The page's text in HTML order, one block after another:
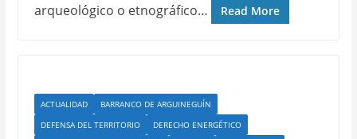
arqueológico o etnográfico…
Read More
ACTUALIDAD
BARRANCO DE ARGUINEGUÍN
DEFENSA DEL TERRITORIO
DERECHO ENERGÉTICO